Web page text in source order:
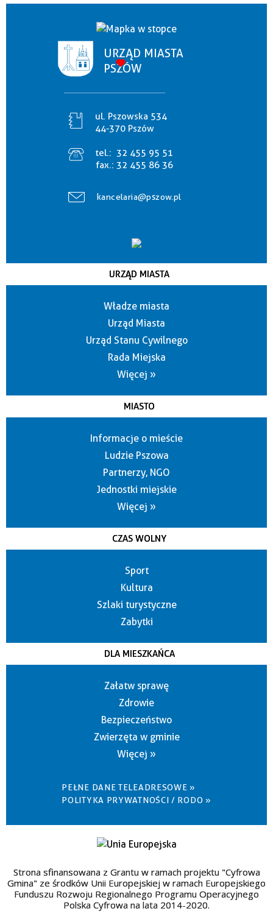
URZĄD MIASTA
PSZÓW
ul. Pszowska 534
44-370 Pszów
tel.: 32 455 95 51
fax.: 32 455 86 36
kancelaria@pszow.pl
URZĄD MIASTA
Władze miasta
Urząd Miasta
Urząd Stanu Cywilnego
Rada Miejska
Więcej »
MIASTO
Informacje o mieście
Ludzie Pszowa
Partnerzy, NGO
Jednostki miejskie
Więcej »
CZAS WOLNY
Sport
Kultura
Szlaki turystyczne
Zabytki
DLA MIESZKAŃCA
Załatw sprawę
Zdrowie
Bezpieczeństwo
Zwierzęta w gminie
Więcej »
PEŁNE DANE TELEADRESOWE »
POLITYKA PRYWATNOŚCI / RODO »
Strona sfinansowana z Grantu w ramach projektu "Cyfrowa
Gmina" ze środków Unii Europejskiej w ramach Europejskiego
Funduszu Rozwoju Regionalnego Programu Operacyjnego
Polska Cyfrowa na lata 2014-2020.